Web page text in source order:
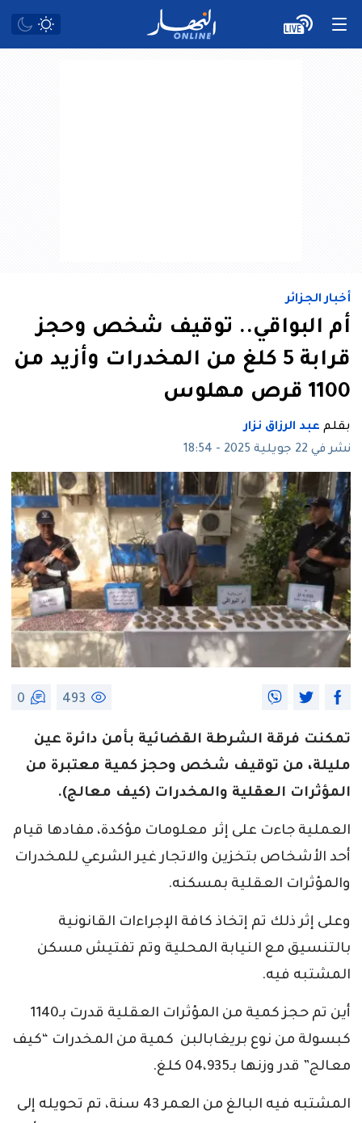
أخبار الجزائر
أم البواقي.. توقيف شخص وحجز
قرابة 5 كلغ من المخدرات وأزيد من
1100 قرص مهلوس
بقلم عبد الرزاق نزار
نشر في 22 جويلية 2025 - 18:54
493
0
تمكنت فرقة الشرطة القضائية بأمن دائرة عين
مليلة، من توقيف شخص وحجز كمية معتبرة من
المؤثرات العقلية والمخدرات (كيف معالج).
العملية جاءت على إثر معلومات مؤكدة، مفادها قيام
أحد الأشخاص بتخزين والاتجار غير الشرعي للمخدرات
والمؤثرات العقلية بمسكنه.
وعلى إثر ذلك تم إتخاذ كافة الإجراءات القانونية
بالتنسيق مع النيابة المحلية وتم تفتيش مسكن
المشتبه فيه.
أين تم حجز كمية من المؤثرات العقلية قدرت بـ1140
كبسولة من نوع بريغابالبن كمية من المخدرات “كيف
معالج” قدر وزنها بـ04،935 كلغ.
المشتبه فيه البالغ من العمر 43 سنة، تم تحويله إلى